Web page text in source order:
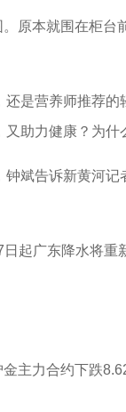
原本就围在柜台
是营养师推荐的
助力健康？为
斌告诉新黄河记
起广东降水将重
主力合约下跌